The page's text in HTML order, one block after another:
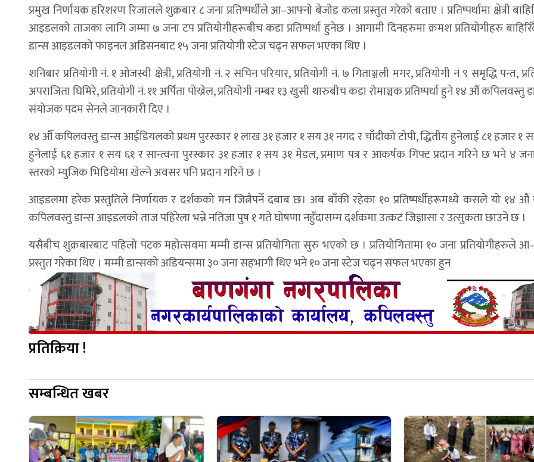
प्रमुख निर्णायक हरिशरण रिजालले शुक्रबार ८ जना प्रतिष्पर्धीले आ–आफ्नो बेजोड कला प्रस्तुत गरेको बताए । प्रतिष्पर्धामा क्षेत्री
आइडलको ताजका लागि जम्मा ७ जना टप प्रतियोगीहरूबीच कडा प्रतिष्पर्धा हुनेछ । आगामी दिनहरुमा क्रमश प्रतियोगीहरु
डान्स आइडलको फाइनल अडिसनबाट १५ जना प्रतियोगी स्टेज चढ्न सफल भएका थिए ।
शनिबार प्रतियोगी नं. १ ओजस्वी क्षेत्री, प्रतियोगी नं. २ सचिन परियार, प्रतियोगी नं. ७ गिताञ्जली मगर, प्रतियोगी नं ९ समृद्धि पन्त,
अपराजिता घिमिरे, प्रतियोगी नं. ११ अर्पिता पोख्रेल, प्रतियोगी नम्बर १३ खुसी थारुबीच कडा रोमाञ्चक प्रतिष्पर्धा हुने १४ औं
संयोजक पदम सेनले जानकारी दिए ।
१४ औँ कपिलवस्तु डान्स आईडियलको प्रथम पुरस्कार १ लाख ३१ हजार १ सय ३१ नगद र चाँदीको टोपी, द्धितीय हुनेलाई ८१ हजार १
हुनेलाई ६१ हजार १ सय ६१ र सान्त्वना पुरस्कार ३१ हजार १ सय ३१ मेडल, प्रमाण पत्र र आकर्षक गिफ्ट प्रदान गरिने छ भने ४
स्तरको म्युजिक भिडियोमा खेल्ने अवसर पनि प्रदान गरिने छ ।
आइडलमा हरेक प्रस्तुतिले निर्णायक र दर्शकको मन जित्नैपर्ने दबाब छ। अब बाँकी रहेका १० प्रतिष्पर्धीहरूमध्ये कसले यो १४
कपिलवस्तु डान्स आइडलको ताज पहिरेला भन्ने नतिजा पुष १ गते घोषणा नहुँदासम्म दर्शकमा उत्कट जिज्ञासा र उत्सुकता छाउने छ ।
यसैबीच शुक्रबारबाट पहिलो पटक महोत्सवमा मम्मी डान्स प्रतियोगिता सुरु भएको छ । प्रतियोगितामा १० जना प्रतियोगीहरुले
प्रस्तुत गरेका थिए । मम्मी डान्सको अडियन्समा ३० जना सहभागी थिए भने १० जना स्टेज चढ्न सफल भएका हुन
प्रतिक्रिया !
सम्बन्धित खबर